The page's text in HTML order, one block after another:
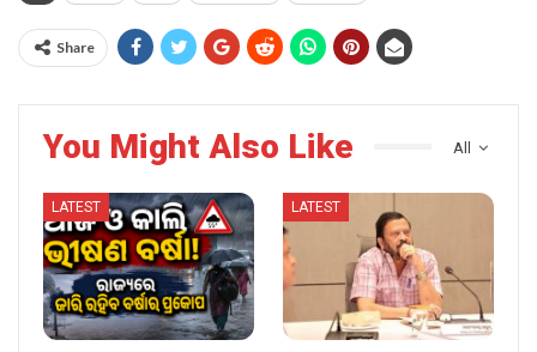
Share
All
You Might Also Like
LATEST LATEST